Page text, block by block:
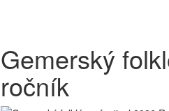
Gemerský
ročník